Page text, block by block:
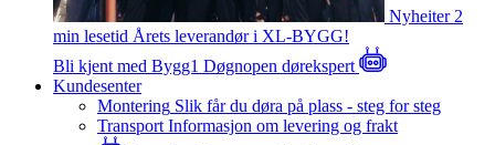
Nyheiter 2
min lesetid Årets leverandør i XL-BYGG!
Bli kjent med Bygg1 Døgnopen dørekspert
Kundesenter
Montering Slik får du døra på plass - steg for steg
Transport Informasjon om levering og frakt